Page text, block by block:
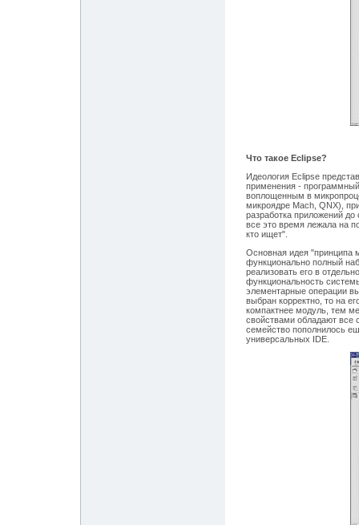
Что такое Eclipse?
Идеология Eclipse
применения -
воплощенным в
микроядре Mach, QNX),
разработка приложений
все это время лежала на
кто ищет".
Основная идея "принципа
функционально полный
реализовать его в
функциональность
элементарные операции
выбран корректно, то на
компактнее модуль, тем
свойствами обладают все
семейство пополнилось
универсальных IDE.